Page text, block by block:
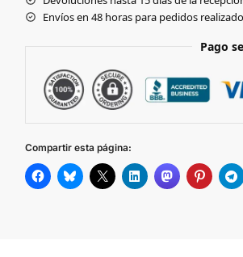
Envíos en 48 horas para pedidos
Pago
Compartir esta página: